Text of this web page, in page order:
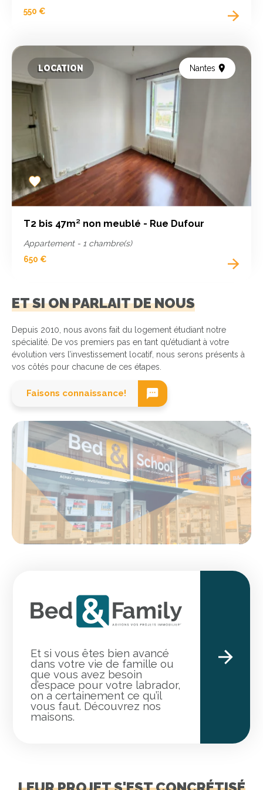
550 €
LOCATION Nantes
Add
to
favorites
T2 bis 47m² non meublé - Rue Dufour
Appartement - 1 chambre(s)
650 €
ET SI ON PARLAIT DE NOUS
Depuis 2010, nous avons fait du logement étudiant notre
spécialité. De vos premiers pas en tant qu’étudiant à votre
évolution vers l’investissement locatif, nous serons présents à
vos côtés pour chacune de ces étapes.
Faisons connaissance!
Et si vous êtes bien avancé
dans votre vie de famille ou
que vous avez besoin
d’espace pour votre labrador,
on a certainement ce qu’il
vous faut. Découvrez nos
maisons.